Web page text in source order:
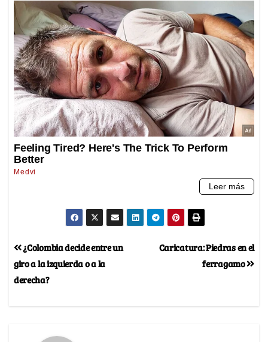
Caricatura: Piedras en el
ferragamo
¿Colombia decide entre un
giro a la izquierda o a la
derecha?